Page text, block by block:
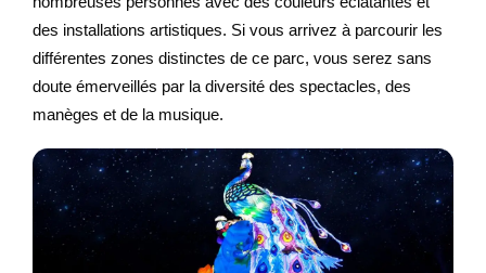
des installations artistiques. Si vous arrivez à parcourir les
différentes zones distinctes de ce parc, vous serez sans
doute émerveillés par la diversité des spectacles, des
manèges et de la musique.